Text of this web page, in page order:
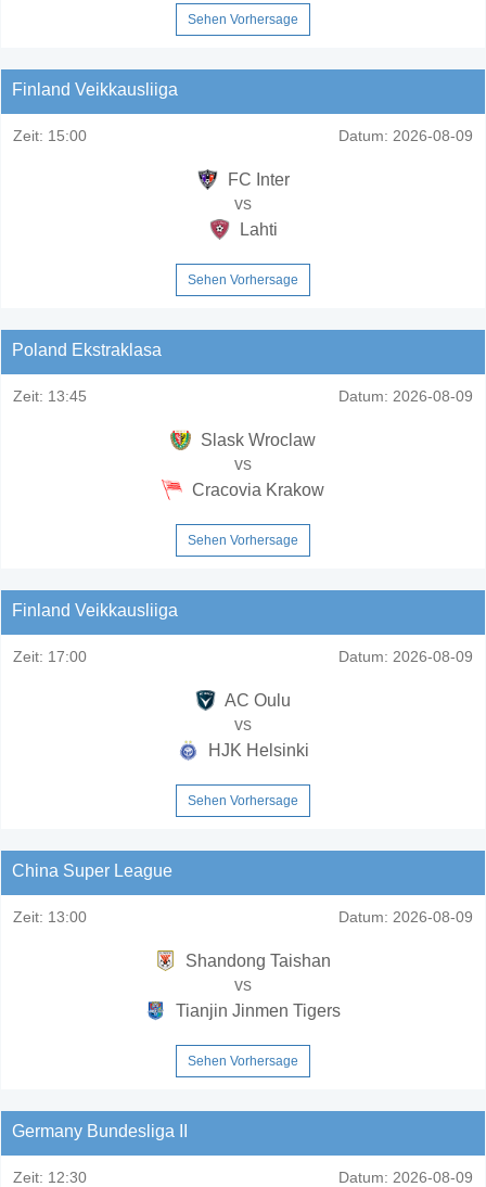
Sehen Vorhersage
Finland Veikkausliiga
Zeit: 15:00 Datum: 2026-08-09
FC Inter
vs
Lahti
Sehen Vorhersage
Poland Ekstraklasa
Zeit: 13:45 Datum: 2026-08-09
Slask Wroclaw
vs
Cracovia Krakow
Sehen Vorhersage
Finland Veikkausliiga
Zeit: 17:00 Datum: 2026-08-09
AC Oulu
vs
HJK Helsinki
Sehen Vorhersage
China Super League
Zeit: 13:00 Datum: 2026-08-09
Shandong Taishan
vs
Tianjin Jinmen Tigers
Sehen Vorhersage
Germany Bundesliga II
Zeit: 12:30 Datum: 2026-08-09